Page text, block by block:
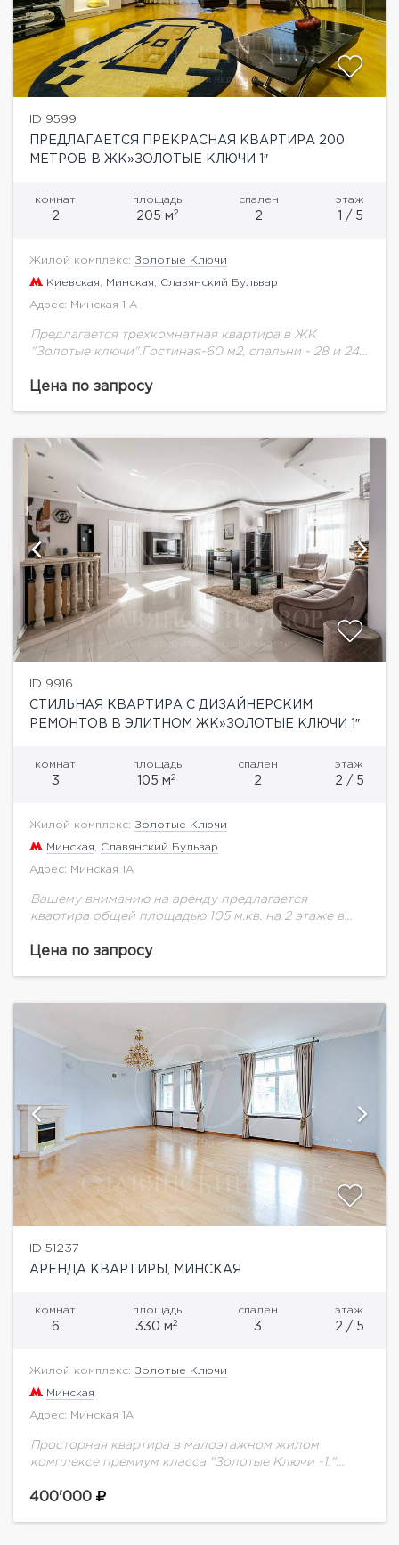
ID 9599
ПРЕДЛАГАЕТСЯ ПРЕКРАСНАЯ КВАРТИРА 200
МЕТРОВ В ЖК»ЗОЛОТЫЕ КЛЮЧИ 1″
комнат
2
площадь
205 м2
спален
2
этаж
1 / 5
Жилой комплекс: Золотые Ключи
Киевская Минская Славянский Бульвар
Адрес: Минская 1 А
Предлагается трехкомнатная квартира в ЖК
"Золотые ключи".Гостиная-60 м2, спальни - 28 и 24
санузел гостевой. 2 гардеробных...
Цена по запросу
ID 9916
СТИЛЬНАЯ КВАРТИРА С ДИЗАЙНЕРСКИМ
РЕМОНТОВ В ЭЛИТНОМ ЖК»ЗОЛОТЫЕ КЛЮЧИ 1″
комнат
3
площадь
105 м2
спален
2
этаж
2 / 5
Жилой комплекс: Золотые Ключи
Минская Славянский Бульвар
Адрес: Минская 1А
Вашему вниманию на аренду предлагается
квартира общей площадью 105 м.кв. на 2 этаже в
элитном ЖК Золотые ключи 1. Квартира...
Цена по запросу
ID 51237
АРЕНДА КВАРТИРЫ, МИНСКАЯ
комнат
6
площадь
330 м2
спален
3
этаж
2 / 5
Жилой комплекс: Золотые Ключи
Минская
Адрес: Минская 1А
Просторная квартира в малоэтажном жилом
комплексе премиум класса "Золотые Ключи -1."
комната свободного назначения, встроенные
400'000